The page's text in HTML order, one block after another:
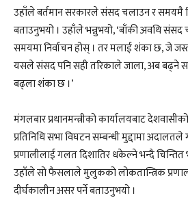
उहाँले बर्तमान सरकारले संसद चलाउन र समयमै
बताउनुभयो । उहाँले भन्नुभयो, ‘बाँकी अवधि
समयमा निर्वाचन होस् । तर मलाई शंका छ, जे
यसले संसद पनि सही तरिकाले जाला, अब बढ्ने
बढ्ला शंका छ ।’
मंगलबार प्रधानमन्त्रीको कार्यालयबाट
प्रतिनिधि सभा विघटन सम्बन्धी मुद्दामा
प्रणालीलाई गलत दिशातिर धकेल्ने भन्दै चिन्तित
उहाँले सो फैसलाले मुलुकको लोकतान्त्रिक
दीर्घकालीन असर पर्ने बताउनुभयो ।